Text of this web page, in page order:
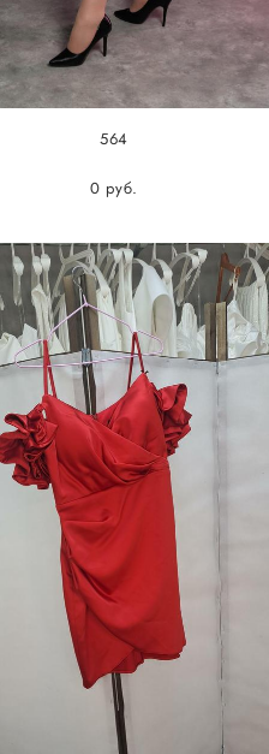
564
0 pуб.